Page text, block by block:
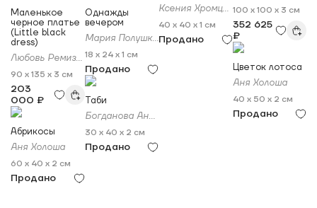
Маленькое
черное платье
(Little black
dress)
Любовь Ремизова
90 x 135 x 3 см
203
000 ₽
Абрикосы
Аня Холоша
60 x 40 x 2 см
Продано
Однажды
вечером
Мария Полушкина
18 x 24 x 1 см
Продано
Таби
Богданова Анастасия
30 x 40 x 2 см
Продано
Ксения Хромцова
40 x 40 x 1 см
Продано
100 x 100 x 3 см
352 625
₽
Цветок лотоса
Аня Холоша
40 x 50 x 2 см
Продано